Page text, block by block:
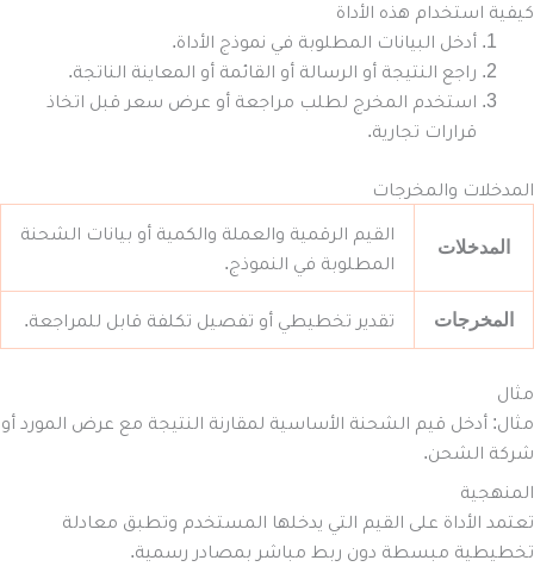
كيفية استخدام هذه الأداة
أدخل البيانات المطلوبة في نموذج الأداة.
راجع النتيجة أو الرسالة أو القائمة أو المعاينة الناتجة.
استخدم المخرج لطلب مراجعة أو عرض سعر قبل اتخاذ
قرارات تجارية.
المدخلات والمخرجات
المدخلات
القيم الرقمية والعملة والكمية أو بيانات الشحنة
المطلوبة في النموذج.
المخرجات تقدير تخطيطي أو تفصيل تكلفة قابل للمراجعة.
مثال
مثال: أدخل قيم الشحنة الأساسية لمقارنة النتيجة مع عرض المورد أو
شركة الشحن.
المنهجية
تعتمد الأداة على القيم التي يدخلها المستخدم وتطبق معادلة
تخطيطية مبسطة دون ربط مباشر بمصادر رسمية.